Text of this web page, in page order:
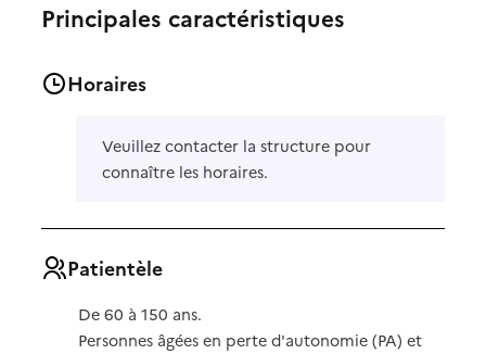
Principales caractéristiques
Horaires
Veuillez contacter la structure pour
connaître les horaires.
Patientèle
De 60 à 150 ans.
Personnes âgées en perte d'autonomie (PA) et